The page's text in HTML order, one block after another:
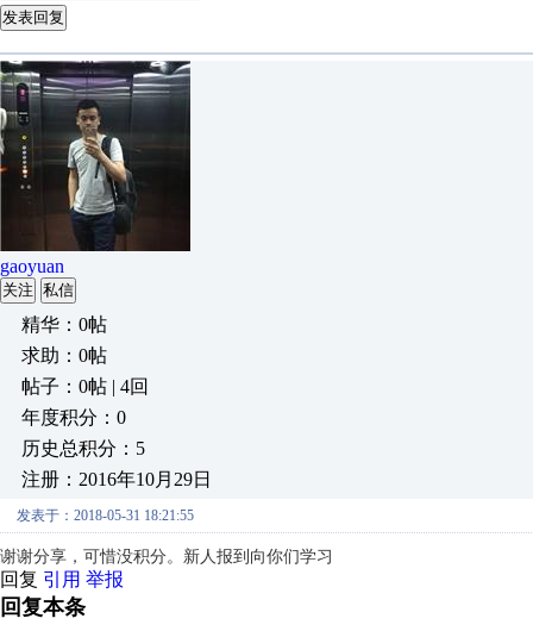
发表回复
gaoyuan
关注 私信
精华：0帖
求助：0帖
帖子：0帖 | 4回
年度积分：0
历史总积分：5
注册：2016年10月29日
发表于：2018-05-31 18:21:55
谢谢分享，可惜没积分。新人报到向你们学习
回复 引用 举报
回复本条